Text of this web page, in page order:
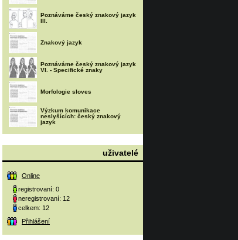
Poznáváme český znakový jazyk
III.
Znakový jazyk
Poznáváme český znakový jazyk
VI. - Specifické znaky
Morfologie sloves
Výzkum komunikace
neslyšících: český znakový
jazyk
uživatelé
Online
registrovaní: 0
neregistrovaní: 12
celkem: 12
Přihlášení